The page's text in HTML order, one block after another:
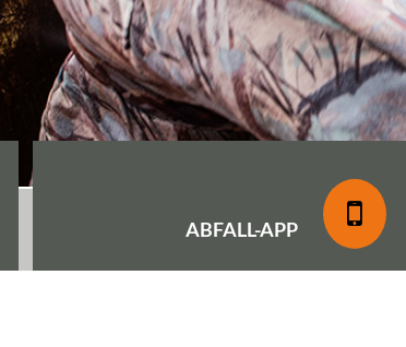
ABFALL-APP